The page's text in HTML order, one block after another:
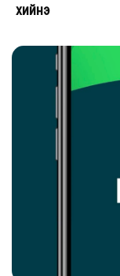
хийнэ